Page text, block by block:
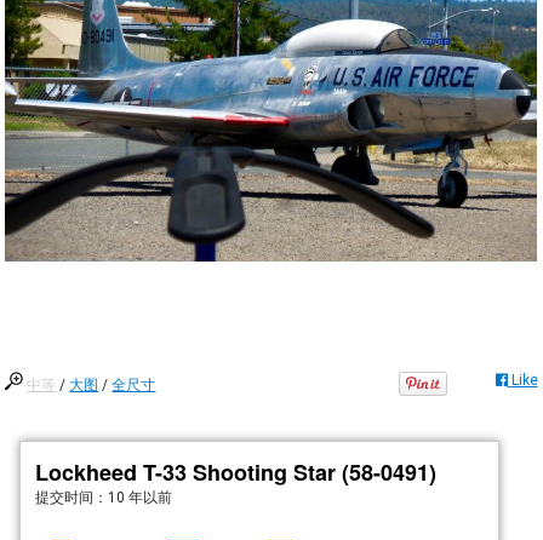
中等 /大图 /全尺寸 Like
Lockheed T-33 Shooting Star (58-0491)
提交时间： 10 年以前